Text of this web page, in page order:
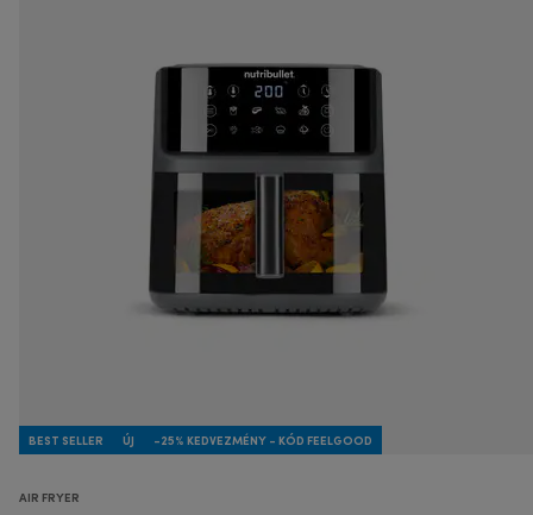
BEST SELLER ÚJ -25% KEDVEZMÉNY - KÓD FEELGOOD
AIR FRYER